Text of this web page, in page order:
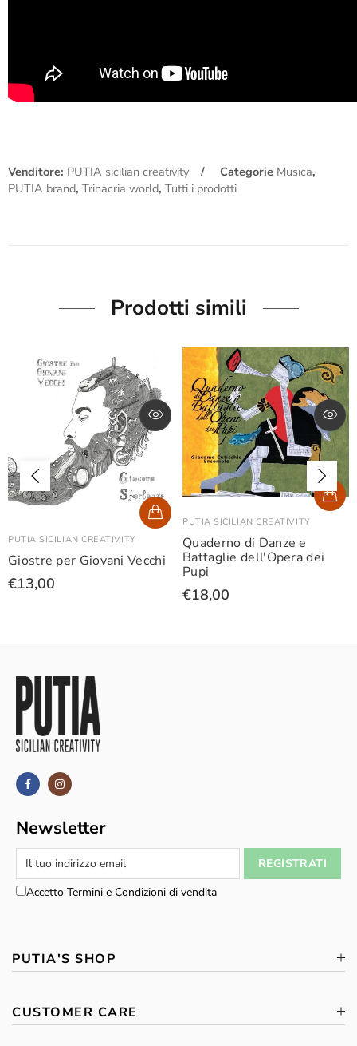
Venditore: PUTIA sicilian creativity Categorie Musica,
PUTIA brand, Trinacria world, Tutti i prodotti
Prodotti simili
PUTIA SICILIAN CREATIVITY
Giostre per Giovani Vecchi
€13,00
PUTIA SICILIAN CREATIVITY
Quaderno di Danze e
Battaglie dell'Opera dei
Pupi
€18,00
Newsletter
Accetto Termini e Condizioni di vendita
PUTIA'S SHOP
CUSTOMER CARE